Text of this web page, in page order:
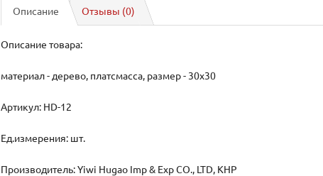
Описание Отзывы (0)
Описание товара:
материал - дерево, платсмасса, размер - 30х30
Артикул: HD-12
Ед.измерения: шт.
Производитель: Yiwi Hugao Imp & Exp CO., LTD, КНР